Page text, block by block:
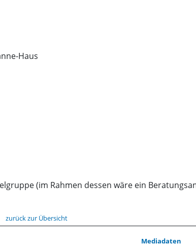
Haus
(im Rahmen dessen wäre ein
zurück zur Übersicht
Mediadaten